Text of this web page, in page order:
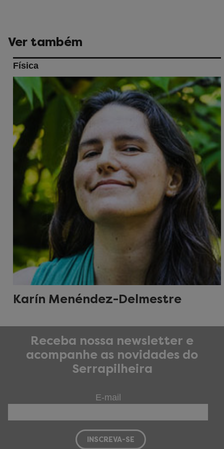
Ver também
Física
Karín Menéndez-Delmestre
Receba nossa newsletter e
acompanhe as novidades do
Serrapilheira
E-mail